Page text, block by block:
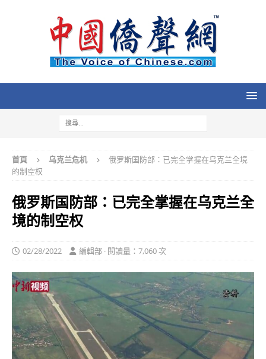
首頁 乌克兰危机
俄罗斯国防部：已完全掌握在乌克兰全境
的制空权
俄罗斯国防部：已完全掌握在乌克兰全
境的制空权
02/28/2022 編輯部 · 閱讀量：7,060 次